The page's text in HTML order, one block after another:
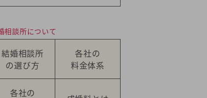
相談所について
結婚相談所
の選び方
各社の
料金体系
各社の